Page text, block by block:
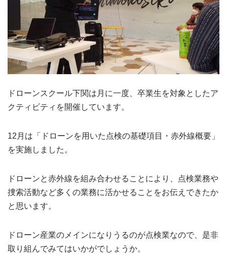
ドローンスクール下関は月に一度、卒業生を対象としたア
クティビティを開催しています。
12月は「ドローンを用いた点検の基礎項目・赤外線概要」
を実施しました。
ドローンと赤外線を組み合わせることにより、点検業務や
捜索活動など多くの業務に活かせることをお伝えできたか
と思います。
ドローン産業のメインになりうるのが点検業なので、是非
取り組んでみてはいかがでしょうか。